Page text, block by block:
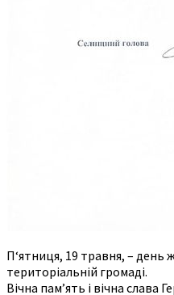
П‘ятниця, 19 травня, – день
територіальній громаді.
Вічна пам’ять і вічна слава